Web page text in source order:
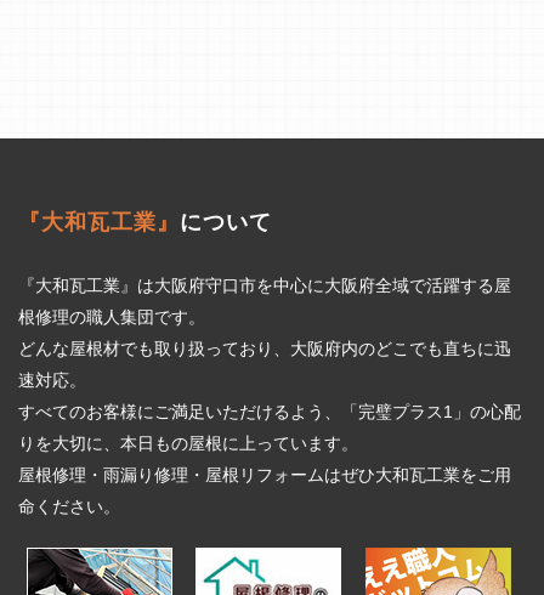
『大和瓦工業』 について
『大和瓦工業』は大阪府守口市を中心に大阪府全域で活躍する屋
根修理の職人集団です。
どんな屋根材でも取り扱っており、大阪府内のどこでも直ちに迅
速対応。
すべてのお客様にご満足いただけるよう、「完璧プラス1」の心配
りを大切に、本日もの屋根に上っています。
屋根修理・雨漏り修理・屋根リフォームはぜひ大和瓦工業をご用
命ください。